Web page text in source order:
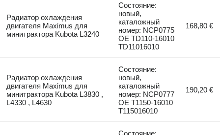
Радиатор охлаждения
двигателя Maximus для
минитрактора Kubota L3240
Состояние:
новый,
каталожный
номер: NCP0775
OE TD110-16010
TD11016010
168,80 €
Радиатор охлаждения
двигателя Maximus для
минитрактора Kubota L3830 ,
L4330 , L4630
Состояние:
новый,
каталожный
номер: NCP0777
OE T1150-16010
T115016010
190,20 €
Состояние: